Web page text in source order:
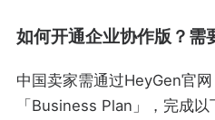
如何开通企业协作版？需
中国卖家需通过HeyGen官
「Business Plan」，完成